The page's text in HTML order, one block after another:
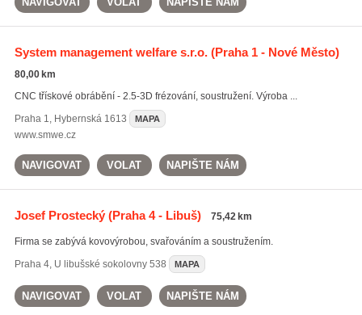
System management welfare s.r.o.(Praha 1 - Nové Město)
80,00 km
CNC třískové obrábění - 2.5-3D frézování, soustružení. Výroba ...
Praha 1, Hybernská 1613 MAPA
www.smwe.cz
NAVIGOVAT VOLAT NAPIŠTE NÁM
Josef Prostecký(Praha 4 - Libuš) 75,42 km
Firma se zabývá kovovýrobou, svařováním a soustružením.
Praha 4, U libušské sokolovny 538 MAPA
NAVIGOVAT VOLAT NAPIŠTE NÁM